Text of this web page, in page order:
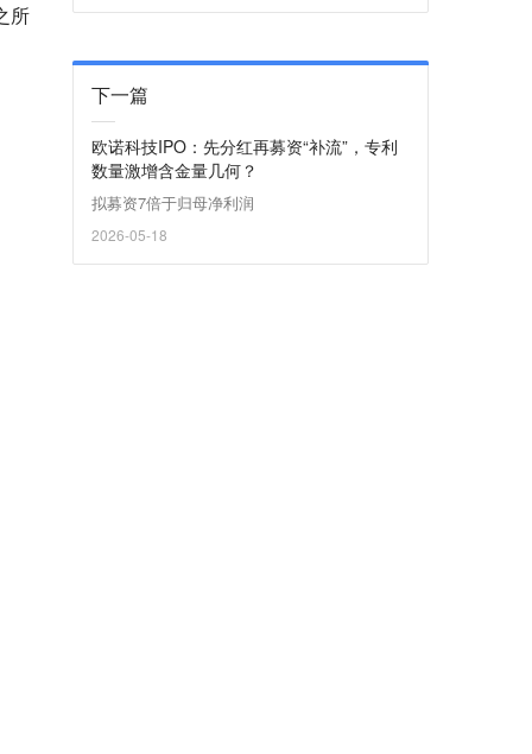
所
下一篇
欧诺科技IPO：先分红再募资“补流”，专利
数量激增含金量几何？
拟募资7倍于归母净利润
2026-05-18